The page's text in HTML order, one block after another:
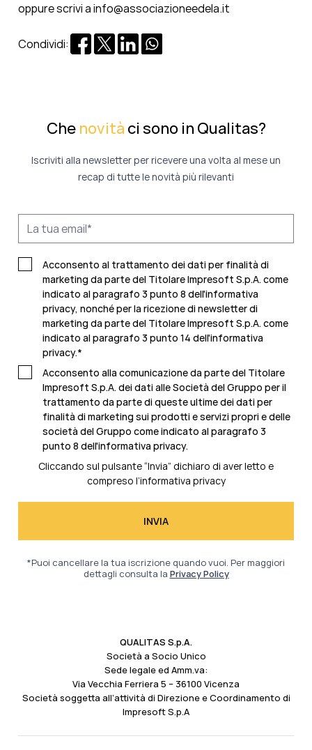
oppurescrivi ainfo@associazioneedela.it
Condividi:
Che novità ci sono in Qualitas?
Iscriviti alla newsletter per ricevere una volta al mese un
recap di tutte le novità più rilevanti
Acconsento al trattamento dei dati per finalità di
marketing da parte del Titolare Impresoft S.p.A. come
indicato al paragrafo 3 punto 8 dell'informativa
privacy, nonché per la ricezione di newsletter di
marketing da parte del Titolare Impresoft S.p.A. come
indicato al paragrafo 3 punto 14 dell'informativa
privacy.*
Acconsento alla comunicazione da parte del Titolare
Impresoft S.p.A. dei dati alle Società del Gruppo per il
trattamento da parte di queste ultime dei dati per
finalità di marketing sui prodotti e servizi propri e delle
società del Gruppo come indicato al paragrafo 3
punto 8 dell'informativa privacy.
Cliccando sul pulsante “Invia” dichiaro di aver letto e
compreso l’informativa privacy
*Puoi cancellare la tua iscrizione quando vuoi. Per maggiori
dettagli consulta la Privacy Policy
QUALITAS S.p.A.
Società a Socio Unico
Sede legale ed Amm.va:
Via Vecchia Ferriera 5 – 36100 Vicenza
Società soggetta all’attività di Direzione e Coordinamento di
Impresoft S.p.A